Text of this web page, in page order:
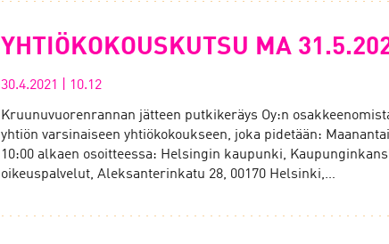
YHTIÖKOKOUSKUTSU MA
30.4.2021 10.12
Kruunuvuorenrannan jätteen putkikeräys Oy:n
yhtiön varsinaiseen yhtiökokoukseen, joka pidetään:
10:00 alkaen osoitteessa: Helsingin kaupunki,
oikeuspalvelut, Aleksanterinkatu 28, 00170 Helsinki,…